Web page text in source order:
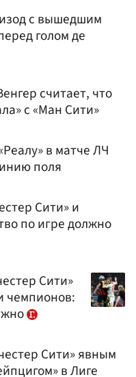
с вышедшим
голом де
считает, что
с «Ман Сити»
в матче ЛЧ
поля
Сити» и
по игре должно
Сити»
чемпионов:
Сити» явным
в Лиге